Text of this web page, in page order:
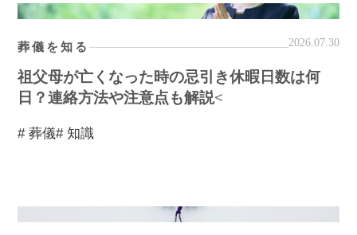
葬儀を知る 2026.07.30
祖父母が亡くなった時の忌引き休暇日数は何
日？連絡方法や注意点も解説<
# 葬儀# 知識